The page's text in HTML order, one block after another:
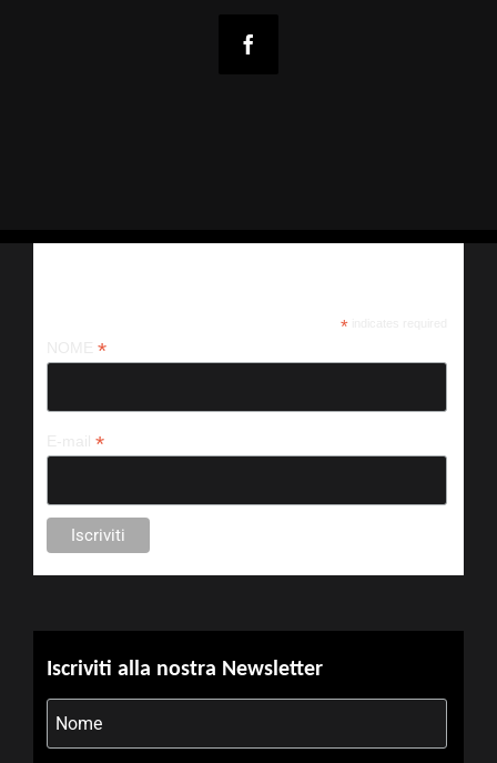
*indicates required
*
*
Iscriviti alla nostra Newsletter